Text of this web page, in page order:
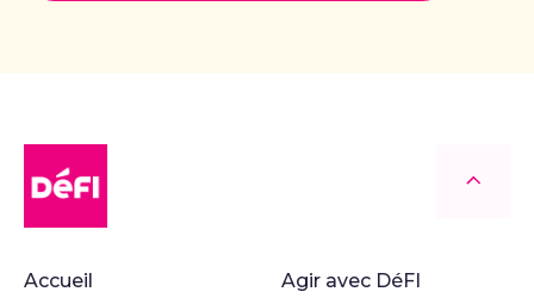
Accueil Agir avec DéFI